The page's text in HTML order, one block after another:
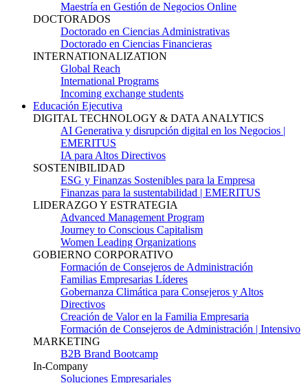
Maestría en Gestión de Negocios Online
DOCTORADOS
Doctorado en Ciencias Administrativas
Doctorado en Ciencias Financieras
INTERNATIONALIZATION
Global Reach
International Programs
Incoming exchange students
Educación Ejecutiva
DIGITAL TECHNOLOGY & DATA ANALYTICS
AI Generativa y disrupción digital en los Negocios |
EMERITUS
IA para Altos Directivos
SOSTENIBILIDAD
ESG y Finanzas Sostenibles para la Empresa
Finanzas para la sustentabilidad | EMERITUS
LIDERAZGO Y ESTRATEGIA
Advanced Management Program
Journey to Conscious Capitalism
Women Leading Organizations
GOBIERNO CORPORATIVO
Formación de Consejeros de Administración
Familias Empresarias Líderes
Gobernanza Climática para Consejeros y Altos
Directivos
Creación de Valor en la Familia Empresaria
Formación de Consejeros de Administración | Intensivo
MARKETING
B2B Brand Bootcamp
In-Company
Soluciones Empresariales